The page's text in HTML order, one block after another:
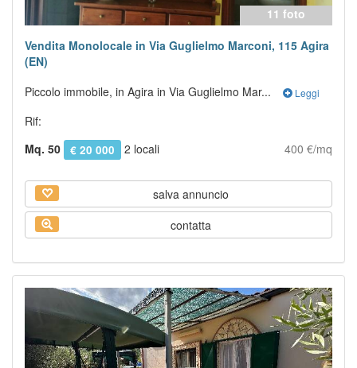
11 foto
Vendita Monolocale in Via Guglielmo Marconi, 115 Agira
(EN)
Piccolo immobile, in Agira in Via Guglielmo Mar...
Leggi
Rif:
Mq. 50
€ 20 000 2 locali 400 €/mq
salva annuncio
contatta
Previous Next